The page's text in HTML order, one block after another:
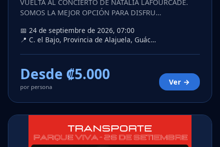
VUELTA AL CONCIERTO DE NATALIA LAFOURCADE.
SOMOS LA MEJOR OPCIÓN PARA DISFRU…
📅 24 de septiembre de 2026, 07:00
📍 C. el Bajo, Provincia de Alajuela, Guác…
Desde ₡5.000
por persona
Ver →